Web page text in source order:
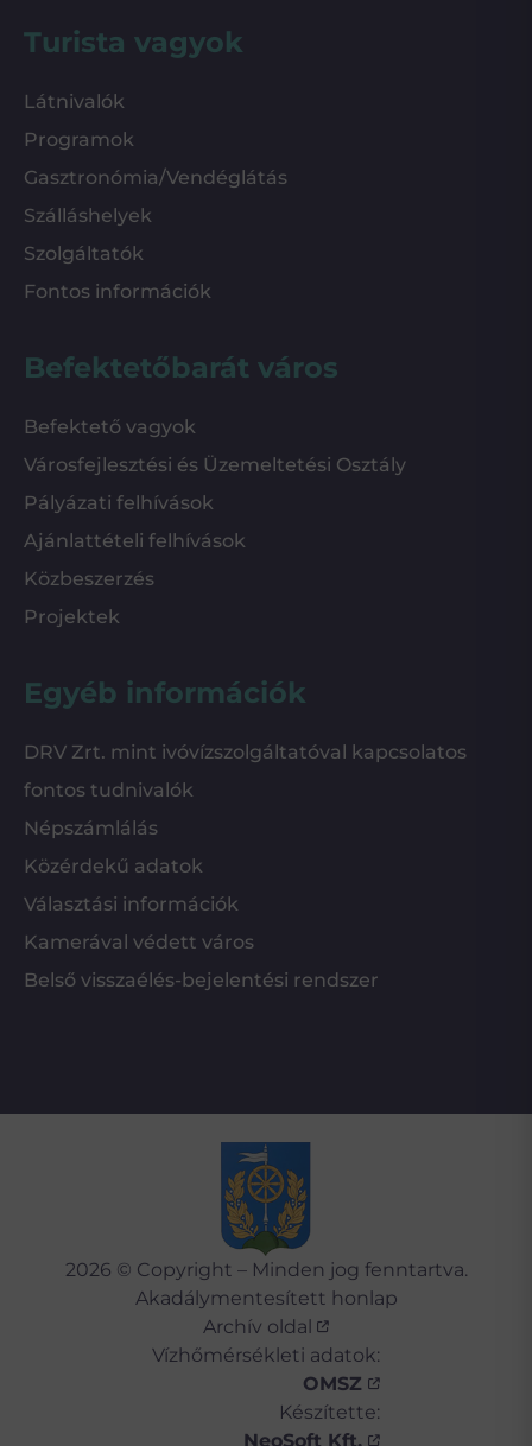
Turista vagyok
Látnivalók
Programok
Gasztronómia/Vendéglátás
Szálláshelyek
Szolgáltatók
Fontos információk
Befektetőbarát város
Befektető vagyok
Városfejlesztési és Üzemeltetési Osztály
Pályázati felhívások
Ajánlattételi felhívások
Közbeszerzés
Projektek
Egyéb információk
DRV Zrt. mint ivóvízszolgáltatóval kapcsolatos
fontos tudnivalók
Népszámlálás
Közérdekű adatok
Választási információk
Kamerával védett város
Belső visszaélés-bejelentési rendszer
2026 © Copyright – Minden jog fenntartva.
Akadálymentesített honlap
Archív oldal
Vízhőmérsékleti adatok:
OMSZ
Készítette:
NeoSoft Kft.